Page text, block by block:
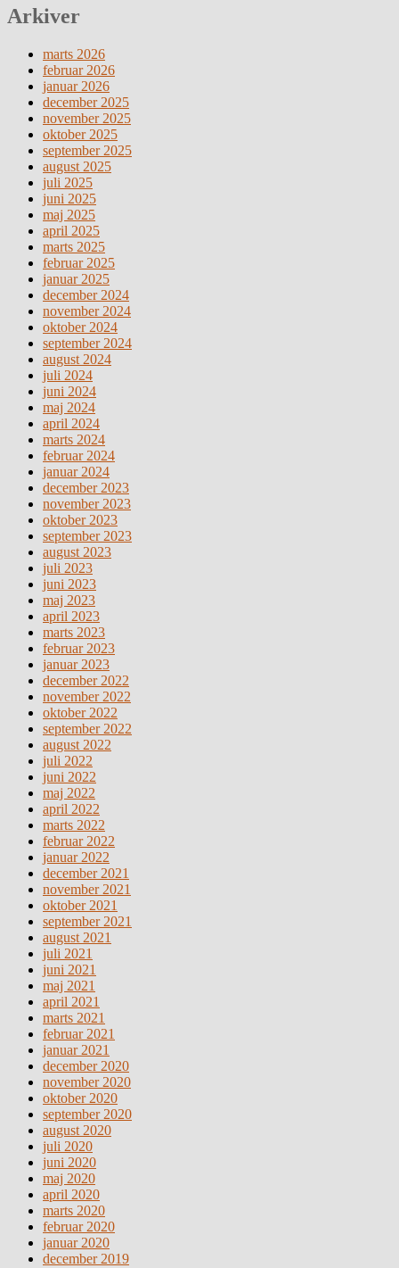
Arkiver
marts 2026
februar 2026
januar 2026
december 2025
november 2025
oktober 2025
september 2025
august 2025
juli 2025
juni 2025
maj 2025
april 2025
marts 2025
februar 2025
januar 2025
december 2024
november 2024
oktober 2024
september 2024
august 2024
juli 2024
juni 2024
maj 2024
april 2024
marts 2024
februar 2024
januar 2024
december 2023
november 2023
oktober 2023
september 2023
august 2023
juli 2023
juni 2023
maj 2023
april 2023
marts 2023
februar 2023
januar 2023
december 2022
november 2022
oktober 2022
september 2022
august 2022
juli 2022
juni 2022
maj 2022
april 2022
marts 2022
februar 2022
januar 2022
december 2021
november 2021
oktober 2021
september 2021
august 2021
juli 2021
juni 2021
maj 2021
april 2021
marts 2021
februar 2021
januar 2021
december 2020
november 2020
oktober 2020
september 2020
august 2020
juli 2020
juni 2020
maj 2020
april 2020
marts 2020
februar 2020
januar 2020
december 2019